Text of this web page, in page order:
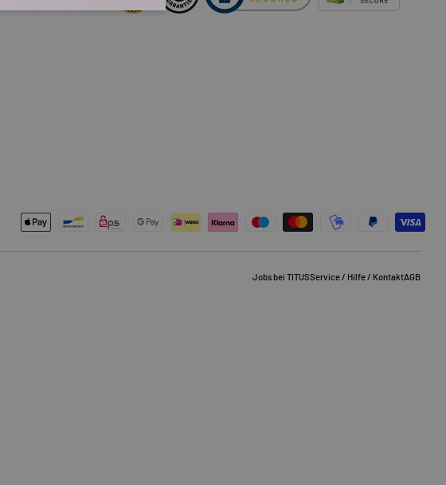
Jobs bei TITUSService / Hilfe / KontaktAGB